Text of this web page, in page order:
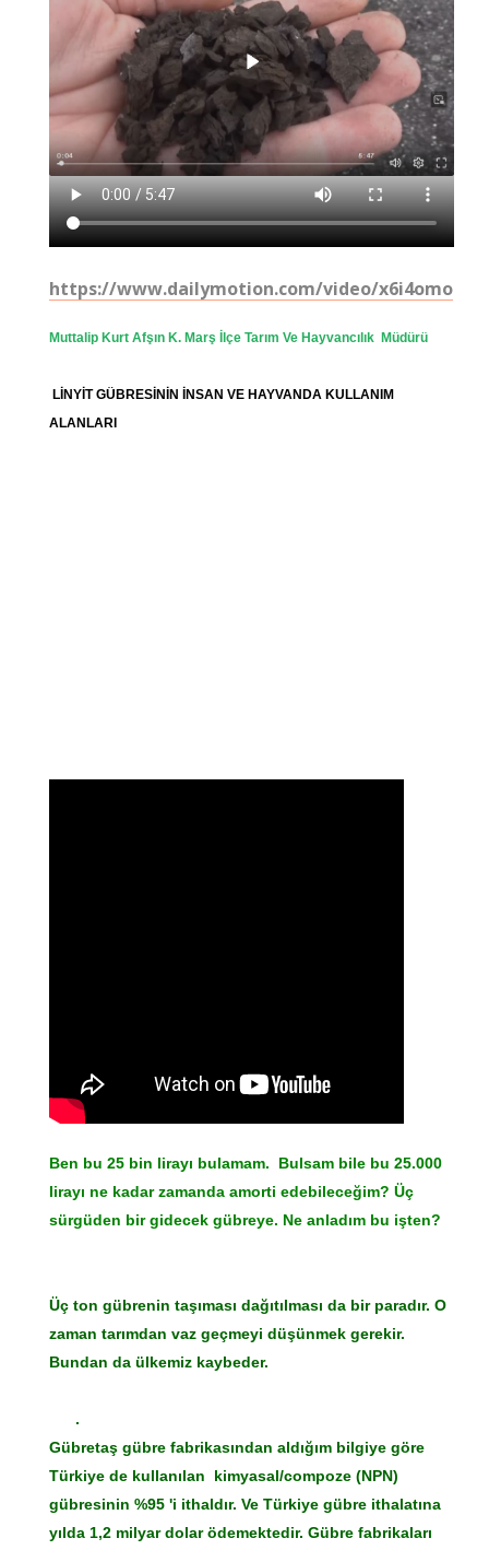
https://www.dailymotion.com/video/x6i4omo
Muttalip Kurt Afşın K. Marş İlçe Tarım Ve Hayvancılık Müdürü
LİNYİT GÜBRESİNİN İNSAN VE HAYVANDA KULLANIM
ALANLARI
Ben bu 25 bin lirayı bulamam. Bulsam bile bu 25.000
lirayı ne kadar zamanda amorti edebileceğim? Üç
sürgüden bir gidecek gübreye. Ne anladım bu işten?
Üç ton gübrenin taşıması dağıtılması da bir paradır. O
zaman tarımdan vaz geçmeyi düşünmek gerekir.
Bundan da ülkemiz kaybeder.
.
Gübretaş gübre fabrikasından aldığım bilgiye göre
Türkiye de kullanılan kimyasal/compoze (NPN)
gübresinin %95 'i ithaldır. Ve Türkiye gübre ithalatına
yılda 1,2 milyar dolar ödemektedir. Gübre fabrikaları